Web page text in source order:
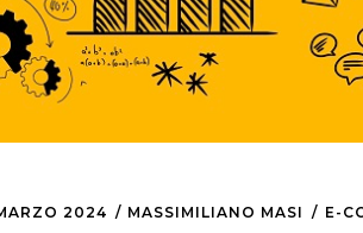
2024 MASSIMILIANO MASI E-